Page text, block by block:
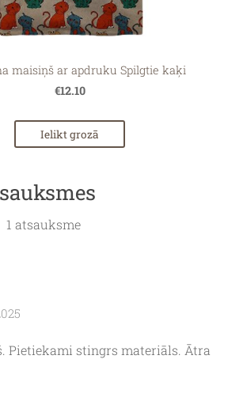
maisiņš ar apdruku Spilgtie kaķi
€12.10
Ielikt grozā
1 atsauksme
Pietiekami stingrs materiāls. Ātra